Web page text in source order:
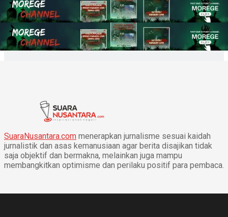
SuaraNusantara.com menerapkan jurnalisme sesuai kaidah
jurnalistik dan asas kemanusiaan agar berita disajikan tidak
saja objektif dan bermakna, melainkan juga mampu
membangkitkan optimisme dan perilaku positif para pembaca.